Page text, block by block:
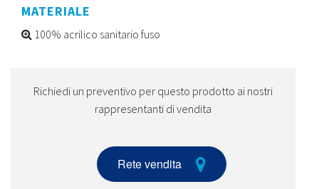
MATERIALE
100% acrilico sanitario fuso
Richiedi un preventivo per questo prodotto ai nostri
rappresentanti di vendita
Rete vendita